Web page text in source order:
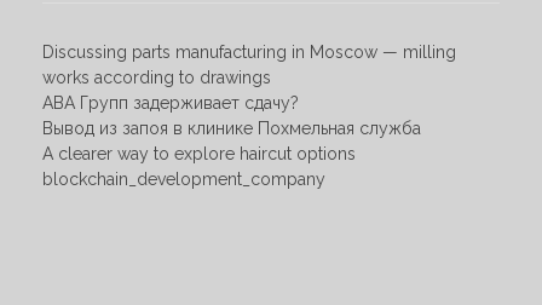
Discussing parts manufacturing in Moscow — milling
works according to drawings
АВА Групп задерживает сдачу?
Вывод из запоя в клинике Похмельная служба
A clearer way to explore haircut options
blockchain_development_company